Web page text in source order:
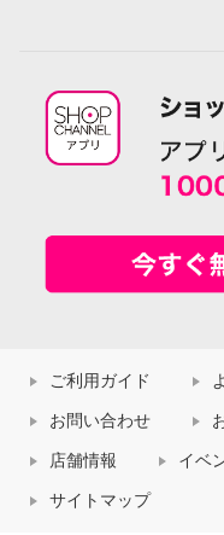
ご利用ガイド
お問い合わせ
店舗情報 イベ
サイトマップ